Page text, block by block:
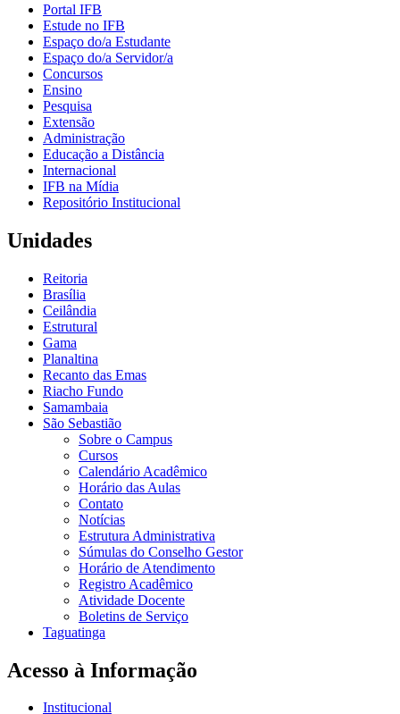
Portal IFB
Estude no IFB
Espaço do/a Estudante
Espaço do/a Servidor/a
Concursos
Ensino
Pesquisa
Extensão
Administração
Educação a Distância
Internacional
IFB na Mídia
Repositório Institucional
Unidades
Reitoria
Brasília
Ceilândia
Estrutural
Gama
Planaltina
Recanto das Emas
Riacho Fundo
Samambaia
São Sebastião
Sobre o Campus
Cursos
Calendário Acadêmico
Horário das Aulas
Contato
Notícias
Estrutura Administrativa
Súmulas do Conselho Gestor
Horário de Atendimento
Registro Acadêmico
Atividade Docente
Boletins de Serviço
Taguatinga
Acesso à Informação
Institucional